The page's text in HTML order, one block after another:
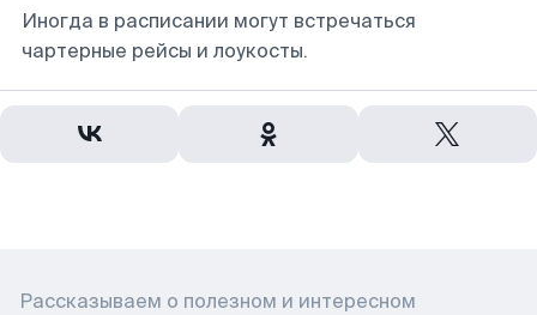
Иногда в расписании могут встречаться
чартерные рейсы и лоукосты.
Рассказываем о полезном и интересном